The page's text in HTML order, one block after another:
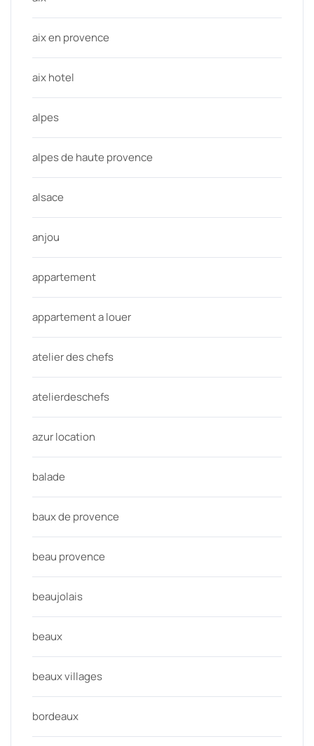
aix en provence
aix hotel
alpes
alpes de haute provence
alsace
anjou
appartement
appartement a louer
atelier des chefs
atelierdeschefs
azur location
balade
baux de provence
beau provence
beaujolais
beaux
beaux villages
bordeaux